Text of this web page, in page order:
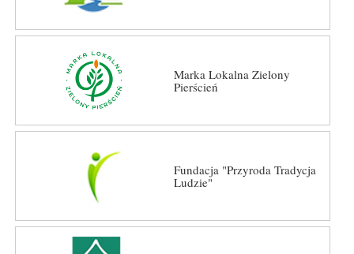
Marka Lokalna Zielony
Pierścień
Fundacja "Przyroda Tradycja
Ludzie"